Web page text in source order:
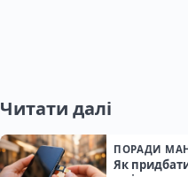
Читати далі
ПОРАДИ
Як